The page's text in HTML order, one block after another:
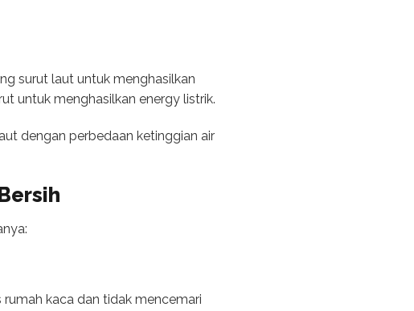
surut laut untuk menghasilkan
untuk menghasilkan energy listrik.
dengan perbedaan ketinggian air
kaca dan tidak mencemari